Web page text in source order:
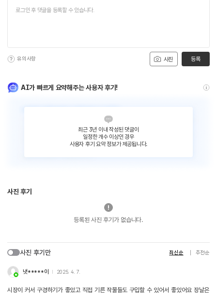
사진
유의사항 등록
AI가 빠르게 요약해주는 사용자 후기!
최근 3년 이내 작성된 댓글이
일정한 개수 이상인 경우
사용자 후기 요약 정보가 제공됩니다.
사진 후기
등록된 사진 후기가 없습니다.
사진 후기만 최신순 추천순
냇*****이 2025. 4. 7.
시장이 커서 구경하기가 좋았고 직접 기른 작물들도 구입할 수 있어서 좋았어요 장날은